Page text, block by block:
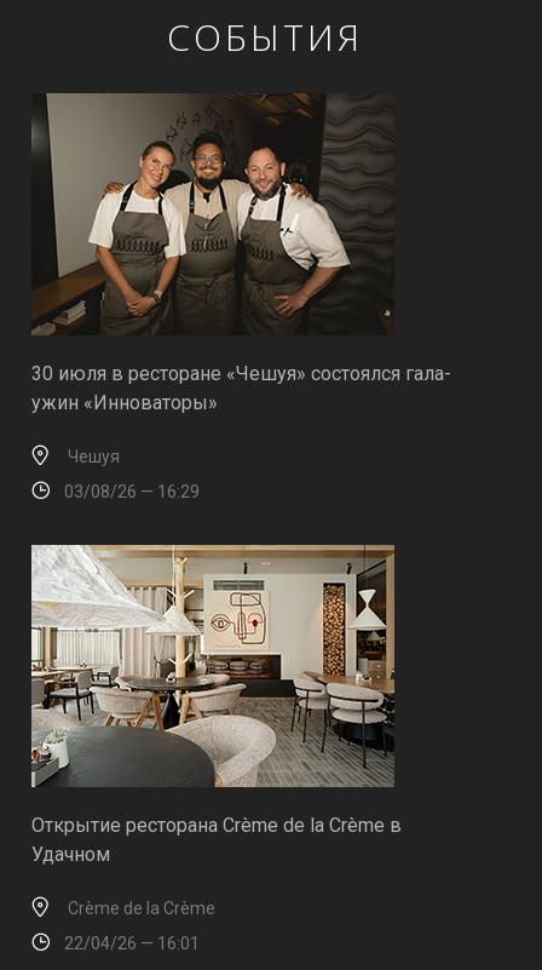
СОБЫТИЯ
30 июля в ресторане «Чешуя» состоялся гала-
ужин «Инноваторы»
Чешуя
03/08/26 — 16:29
Открытие ресторана Crème de la Crème в
Удачном
Crème de la Crème
22/04/26 — 16:01